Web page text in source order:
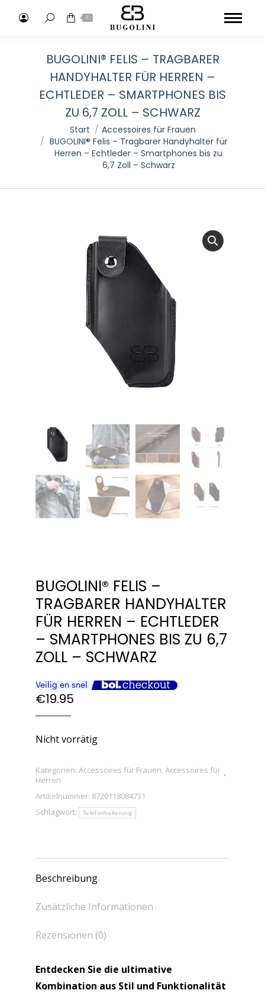
Search: 0
BUGOLINI® FELIS – TRAGBARER
HANDYHALTER FÜR HERREN –
ECHTLEDER – SMARTPHONES BIS
ZU 6,7 ZOLL – SCHWARZ
Sie befinden sich hier:
Start
Accessoires für Frauen
BUGOLINI® Felis – Tragbarer Handyhalter für
Herren – Echtleder – Smartphones bis zu
6,7 Zoll – Schwarz
BUGOLINI® FELIS –
TRAGBARER HANDYHALTER
FÜR HERREN – ECHTLEDER
– SMARTPHONES BIS ZU 6,7
ZOLL – SCHWARZ
€19.95
Nicht vorrätig
Kategorien: Accessoires für Frauen, Accessoires für
Herren
Artikelnummer: 8720118084731
Schlagwort:
Telefonhalterung
Beschreibung
Zusätzliche Informationen
Rezensionen (0)
Entdecken Sie die ultimative
Kombination aus Stil und Funktionalität